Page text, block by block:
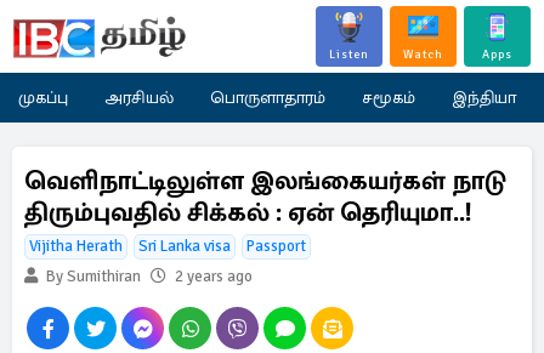
Listen Watch Apps
முகப்பு அரசியல் பொருளாதாரம் சமூகம் இந்தியா
வெளிநாட்டிலுள்ள இலங்கையர்கள் நாடு
திரும்புவதில் சிக்கல் : ஏன் தெரியுமா..!
Vijitha Herath Sri Lanka visa
Passport
By Sumithiran
2 years ago